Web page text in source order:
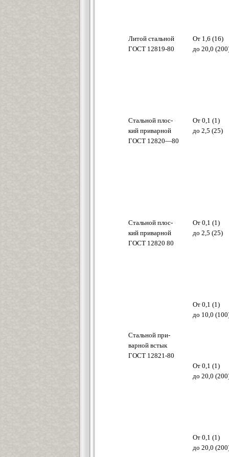
Литой стальной
От 1,6 (16)
ГОСТ 12819-80
до 20,0
Стальной плос-
От 0,1 (1)
кий приварной
до 2,5 (25)
ГОСТ 12820—80
Стальной плос-
От 0,1 (1)
кий приварной
до 2,5 (25)
ГОСТ 12820 80
От 0,1 (1)
до 10,0
Стальной при-
варной встык
ГОСТ 12821-80
От 0,1 (1)
до 20,0
От 0,1 (1)
до 20,0